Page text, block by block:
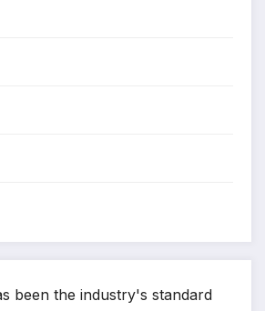
been the industry's standard